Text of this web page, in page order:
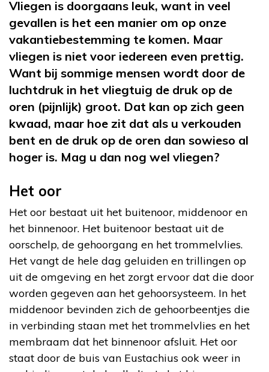
Vliegen is doorgaans leuk, want in veel
gevallen is het een manier om op onze
vakantiebestemming te komen. Maar
vliegen is niet voor iedereen even prettig.
Want bij sommige mensen wordt door de
luchtdruk in het vliegtuig de druk op de
oren (pijnlijk) groot. Dat kan op zich geen
kwaad, maar hoe zit dat als u verkouden
bent en de druk op de oren dan sowieso al
hoger is. Mag u dan nog wel vliegen?
Het oor
Het oor bestaat uit het buitenoor, middenoor en
het binnenoor. Het buitenoor bestaat uit de
oorschelp, de gehoorgang en het trommelvlies.
Het vangt de hele dag geluiden en trillingen op
uit de omgeving en het zorgt ervoor dat die door
worden gegeven aan het gehoorsysteem. In het
middenoor bevinden zich de gehoorbeentjes die
in verbinding staan met het trommelvlies en het
membraam dat het binnenoor afsluit. Het oor
staat door de buis van Eustachius ook weer in